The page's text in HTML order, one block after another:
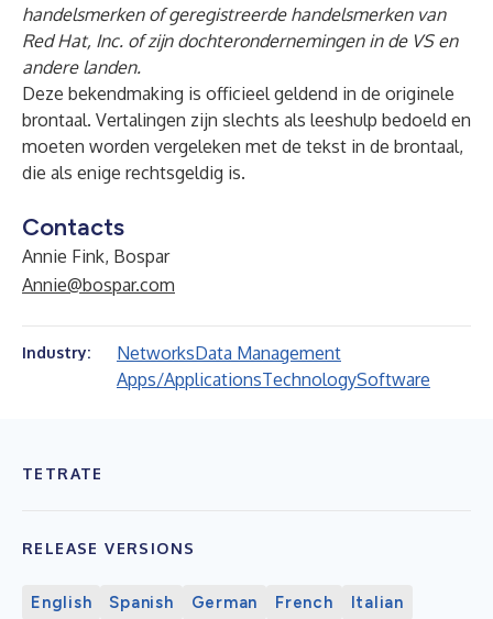
handelsmerken of geregistreerde handelsmerken van
Red Hat, Inc. of zijn dochterondernemingen in de VS en
andere landen.
Deze bekendmaking is officieel geldend in de originele
brontaal. Vertalingen zijn slechts als leeshulp bedoeld en
moeten worden vergeleken met de tekst in de brontaal,
die als enige rechtsgeldig is.
Contacts
Annie Fink, Bospar
Annie@bospar.com
Industry: NetworksData Management
Apps/ApplicationsTechnologySoftware
TETRATE
RELEASE VERSIONS
English Spanish German French Italian